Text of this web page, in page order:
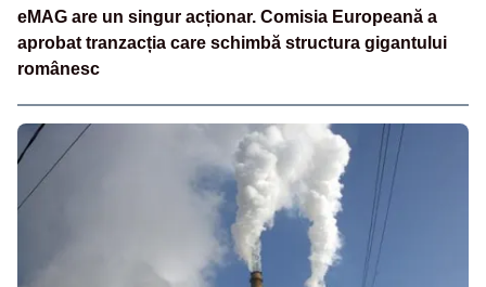
eMAG are un singur acționar. Comisia Europeană a
aprobat tranzacția care schimbă structura gigantului
românesc